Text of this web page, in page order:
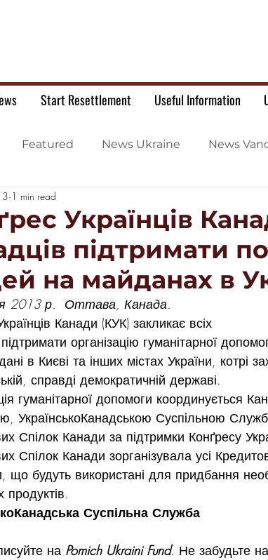
Start Resettlement Useful Information
Featured News Ukraine News
Українців
підтримати
на майданах в
1 min read
2013 р.  Оттава, Канада.
Канади (КУК) закликає всіх
організацію гуманітарної
в Києві та інших містах України, котрі
справді демократичній державі.
гуманітарної допомоги координується
Українсько­Канадською Суспільною
Спілок Канади за підтримки Конґресу
Спілок Канади зорганізувала усі
що будуть використані для придбання
продуктів.
Суспільна Служба
на Pomich Ukraini Fund. Не забудьте